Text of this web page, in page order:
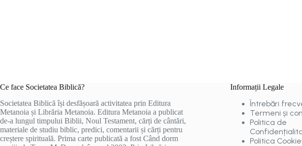
Ce face Societatea Biblică?
Societatea Biblică își desfășoară activitatea prin Editura
Metanoia și Librăria Metanoia. Editura Metanoia a publicat
de-a lungul timpului Biblii, Noul Testament, cărți de cântări,
materiale de studiu biblic, predici, comentarii și cărți pentru
creștere spirituală. Prima carte publicată a fost Când dorm
Informații Legale
Întrebări
Termeni și
Politica de
Politica